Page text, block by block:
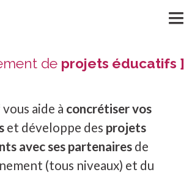
de projets éducatifs ]
aide à concrétiser vos
et développe des projets
avec ses partenaires de
(tous niveaux) et du